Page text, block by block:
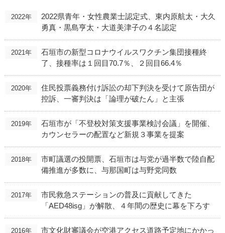
2022年
2022県青年・女性農業士認定式、東内原航太・大久
勇真・黒島亨太・大道美津子の４名認定
2021年
石垣市の新型コロナウイルスワクチン集団接種終
了、接種率は１回目70.7％、２回目66.4％
2020年
住民投票義務付け訴訟の却下判決を受けて原告団が
控訴、一審判決は「論理が破たん」と主張
2019年
石垣市が「不登校対策支援事業検討会議」を開催、
カウンセラーの配置など新規３事業を提案
2018年
市町議選の投開票、石垣市は与党が過半数で陸自配
備推進が多数に、与那国町は与野党同数
2017年
市民救急ステーションの普及に貢献してきた
「AED48isg」が解散、４年間の歴史に幕を下ろす
2016年
市文化財審議会が空港アクセス道路予定地にかかっ